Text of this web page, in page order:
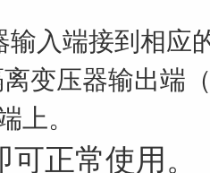
输入端接到相应
离变压器输出端
上。
正常使用。